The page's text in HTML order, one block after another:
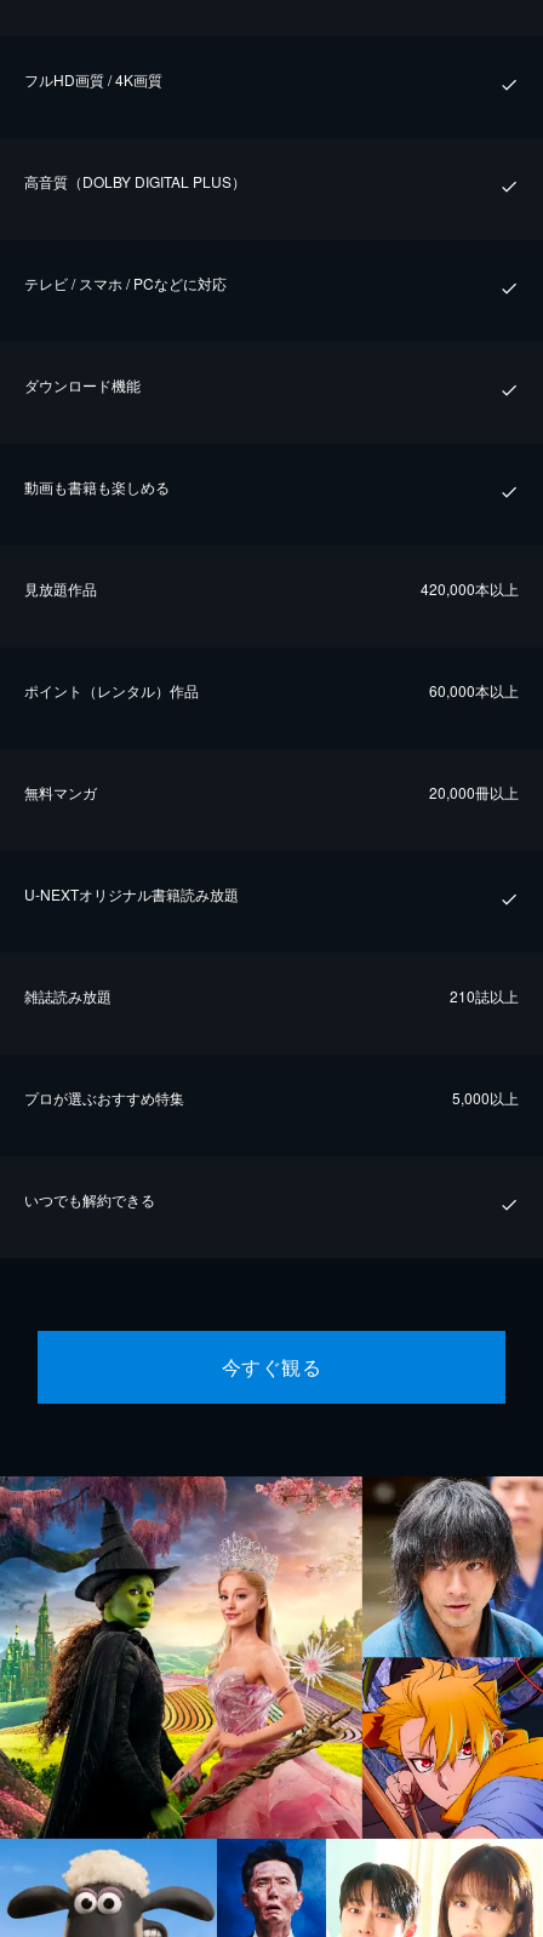
フルHD画質 / 4K画質
⾼⾳質（DOLBY DIGITAL PLUS）
テレビ / スマホ / PCなどに対応
ダウンロード機能
動画も書籍も楽しめる
⾒放題作品 420,000本以上
ポイント（レンタル）作品 60,000本以上
無料マンガ 20,000冊以上
U-NEXTオリジナル書籍読み放題
雑誌読み放題 210誌以上
プロが選ぶおすすめ特集 5,000以上
いつでも解約できる
今すぐ観る